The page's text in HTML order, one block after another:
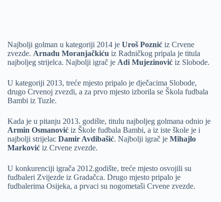
Najbolji golman u kategoriji 2014 je Uroš Poznić iz Crvene
zvezde. Arnadu Moranjačkiću iz Radničkog pripala je titula
najboljeg strijelca. Najbolji igrač je Adi Mujezinović iz Slobode.
U kategoriji 2013, treće mjesto pripalo je dječacima Slobode,
drugo Crvenoj zvezdi, a za prvo mjesto izborila se Škola fudbala
Bambi iz Tuzle.
Kada je u pitanju 2013. godište, titulu najboljeg golmana odnio je
Armin Osmanović iz Škole fudbala Bambi, a iz iste škole je i
najbolji strijelac Damir Avdibašić. Najbolji igrač je Mihajlo
Marković iz Crvene zvezde.
U konkurenciji igrača 2012.godište, treće mjesto osvojili su
fudbaleri Zvijezde iz Gradačca. Drugo mjesto pripalo je
fudbalerima Osijeka, a prvaci su nogometaši Crvene zvezde.